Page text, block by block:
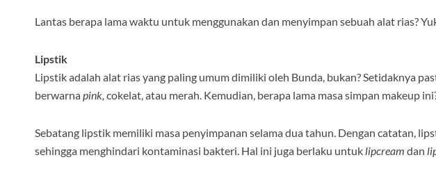
Lantas berapa lama waktu untuk menggunakan dan menyimpan sebuah alat rias?
Lipstik
Lipstik adalah alat rias yang paling umum dimiliki oleh Bunda, bukan? Setidaknya
berwarnapink, cokelat, atau merah. Kemudian, berapa lama masa simpan makeup
Sebatang lipstik memiliki masa penyimpanan selama dua tahun. Dengan catatan,
sehingga menghindari kontaminasi bakteri. Hal ini juga berlaku untuk lipcream dan